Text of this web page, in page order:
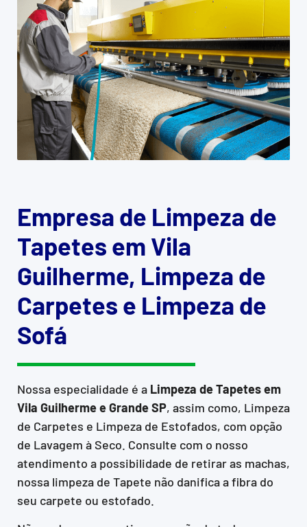
Empresa de Limpeza de
Tapetes em Vila
Guilherme, Limpeza de
Carpetes e Limpeza de
Sofá
Nossa especialidade é a Limpeza de Tapetes em
Vila Guilherme e Grande SP, assim como, Limpeza
de Carpetes e Limpeza de Estofados, com opção
de Lavagem à Seco. Consulte com o nosso
atendimento a possibilidade de retirar as machas,
nossa limpeza de Tapete não danifica a fibra do
seu carpete ou estofado.